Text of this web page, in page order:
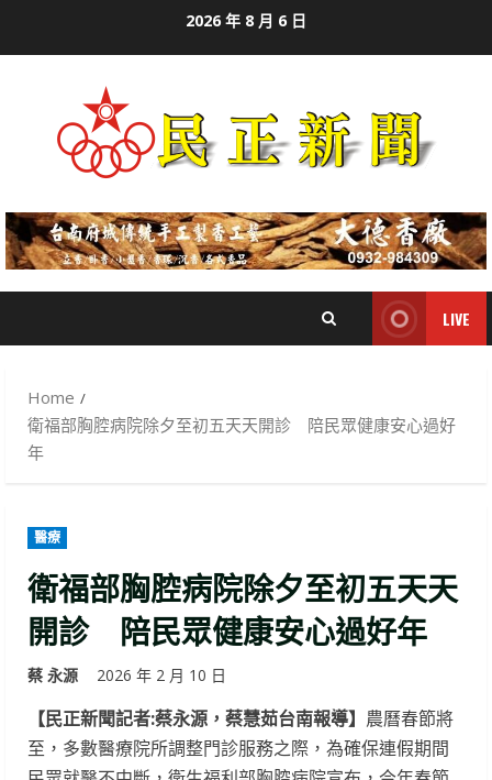
2026 年 8 月 6 日
LIVE
Home
衛福部胸腔病院除夕至初五天天開診 陪民眾健康安心過好
年
醫療
衛福部胸腔病院除夕至初五天天
開診 陪民眾健康安心過好年
蔡 永源 2026 年 2 月 10 日
【民正新聞記者:蔡永源，蔡慧茹台南報導】 農曆春節將
至，多數醫療院所調整門診服務之際，為確保連假期間